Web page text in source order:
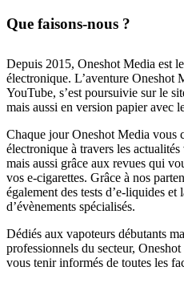
Que faisons-nous ?
Depuis 2015, Oneshot Media est
électronique. L’aventure Oneshot
YouTube, s’est poursuivie sur le
mais aussi en version papier avec
Chaque jour Oneshot Media vous
électronique à travers les
mais aussi grâce aux revues qui
vos e-cigarettes. Grâce à nos
également des tests d’e-liquides
d’évènements spécialisés.
Dédiés aux vapoteurs débutants
professionnels du secteur,
vous tenir informés de toutes les